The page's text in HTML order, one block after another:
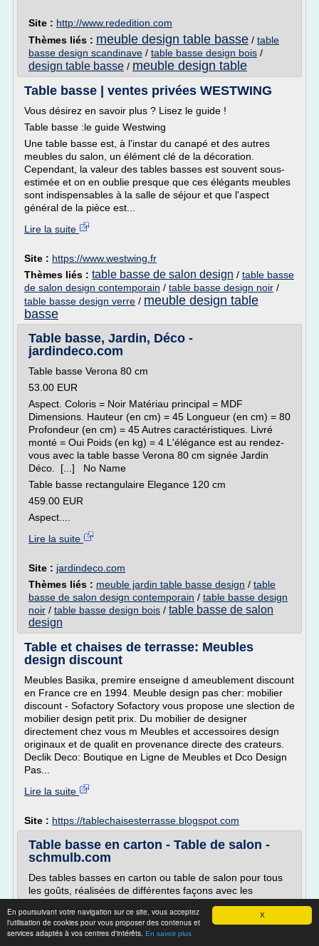
X
En poursuivant votre navigation sur ce site, vous acceptez
l'utilisation de cookies pour vous proposer des contenus et
services adaptés à vos centres d'intérêts. En savoir plus
Site : http://www.rededition.com
Thèmes liés : meuble design table basse / table
basse design scandinave / table basse design bois /
design table basse / meuble design table
Table basse | ventes privées WESTWING
Vous désirez en savoir plus ? Lisez le guide !
Table basse :le guide Westwing
Une table basse est, à l'instar du canapé et des autres
meubles du salon, un élément clé de la décoration.
Cependant, la valeur des tables basses est souvent sous-
estimée et on en oublie presque que ces élégants meubles
sont indispensables à la salle de séjour et que l'aspect
général de la pièce est...
Lire la suite
Site : https://www.westwing.fr
Thèmes liés : table basse de salon design / table basse
de salon design contemporain / table basse design noir /
table basse design verre / meuble design table
basse
Table basse, Jardin, Déco -
jardindeco.com
Table basse Verona 80 cm
53.00 EUR
Aspect. Coloris = Noir Matériau principal = MDF
Dimensions. Hauteur (en cm) = 45 Longueur (en cm) = 80
Profondeur (en cm) = 45 Autres caractéristiques. Livré
monté = Oui Poids (en kg) = 4 L'élégance est au rendez-
vous avec la table basse Verona 80 cm signée Jardin
Déco. [...] No Name
Table basse rectangulaire Elegance 120 cm
459.00 EUR
Aspect....
Lire la suite
Site : jardindeco.com
Thèmes liés : meuble jardin table basse design / table
basse de salon design contemporain / table basse design
noir / table basse design bois / table basse de salon
design
Table et chaises de terrasse: Meubles
design discount
Meubles Basika, premire enseigne d ameublement discount
en France cre en 1994. Meuble design pas cher: mobilier
discount - Sofactory Sofactory vous propose une slection de
mobilier design petit prix. Du mobilier de designer
directement chez vous m Meubles et accessoires design
originaux et de qualit en provenance directe des crateurs.
Declik Deco: Boutique en Ligne de Meubles et Dco Design
Pas...
Lire la suite
Site : https://tablechaisesterrasse.blogspot.com
Table basse en carton - Table de salon -
schmulb.com
Des tables basses en carton ou table de salon pour tous
les goûts, réalisées de différentes façons avec les
Voici une belle table design en carton toute carrée et à
plusieurs niveaux.